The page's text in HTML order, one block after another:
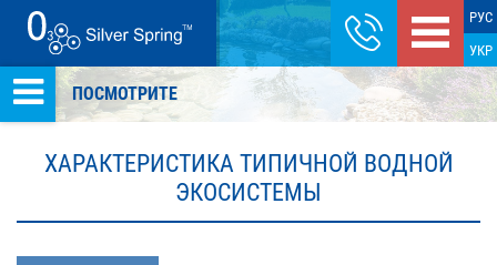
РУС
УКР
ПОСМОТРИТЕ
ХАРАКТЕРИСТИКА ТИПИЧНОЙ ВОДНОЙ
ЭКОСИСТЕМЫ